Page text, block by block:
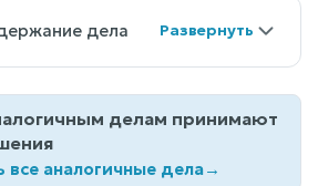
дела
делам принимают
все аналогичные дела→